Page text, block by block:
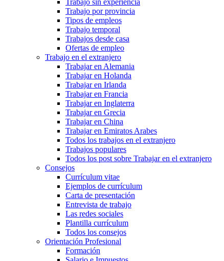
Trabajo sin experiencia
Trabajo por provincia
Tipos de empleos
Trabajo temporal
Trabajos desde casa
Ofertas de empleo
Trabajo en el extranjero
Trabajar en Alemania
Trabajar en Holanda
Trabajar en Irlanda
Trabajar en Francia
Trabajar en Inglaterra
Trabajar en Grecia
Trabajar en China
Trabajar en Emiratos Arabes
Todos los trabajos en el extranjero
Trabajos populares
Todos los post sobre Trabajar en el extranjero
Consejos
Currículum vitae
Ejemplos de currículum
Carta de presentación
Entrevista de trabajo
Las redes sociales
Plantilla currículum
Todos los consejos
Orientación Profesional
Formación